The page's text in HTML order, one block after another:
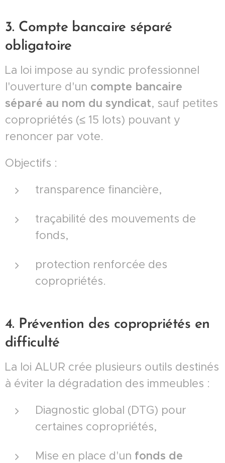
3. Compte bancaire séparé
obligatoire
La loi impose au syndic professionnel
l'ouverture d'un compte bancaire
séparé au nom du syndicat, sauf petites
copropriétés (≤ 15 lots) pouvant y
renoncer par vote.
Objectifs :
transparence financière,
traçabilité des mouvements de
fonds,
protection renforcée des
copropriétés.
4. Prévention des copropriétés en
difficulté
La loi ALUR crée plusieurs outils destinés
à éviter la dégradation des immeubles :
Diagnostic global (DTG) pour
certaines copropriétés,
Mise en place d'un fonds de